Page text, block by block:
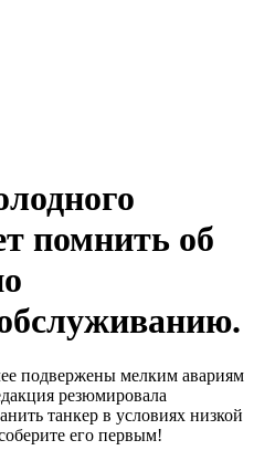
помнить об
подвержены мелким авариям
резюмировала
танкер в условиях низкой
его первым!